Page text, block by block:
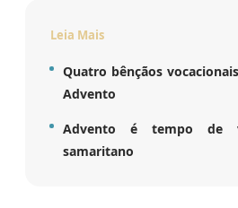
Leia Mais
Quatro bênçãos
Advento
Advento é tempo de
samaritano